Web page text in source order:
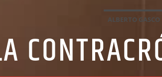
ALBERTO GASCO